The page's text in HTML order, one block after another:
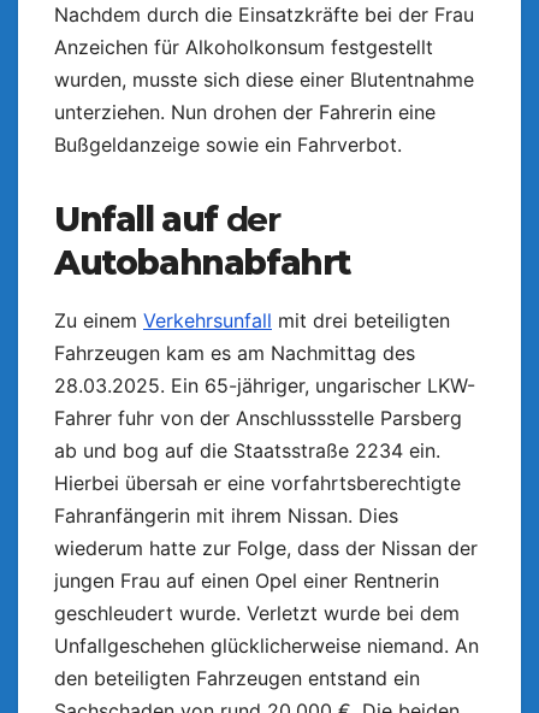
Nachdem durch die Einsatzkräfte bei der Frau
Anzeichen für Alkoholkonsum festgestellt
wurden, musste sich diese einer Blutentnahme
unterziehen. Nun drohen der Fahrerin eine
Bußgeldanzeige sowie ein Fahrverbot.
Unfall aufder
Autobahnabfahrt
Zu einem Verkehrsunfall mit drei beteiligten
Fahrzeugen kam es am Nachmittag des
28.03.2025. Ein 65-jähriger, ungarischer LKW-
Fahrer fuhr von der Anschlussstelle Parsberg
ab und bog auf die Staatsstraße 2234 ein.
Hierbei übersah er eine vorfahrtsberechtigte
Fahranfängerin mit ihrem Nissan. Dies
wiederum hatte zur Folge, dass der Nissan der
jungen Frau auf einen Opel einer Rentnerin
geschleudert wurde. Verletzt wurde bei dem
Unfallgeschehen glücklicherweise niemand. An
den beteiligten Fahrzeugen entstand ein